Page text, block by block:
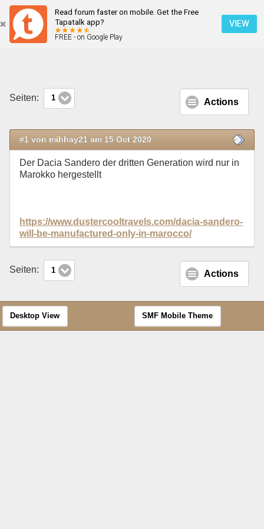
Read forum faster on mobile. Get the Free
Tapatalk app?
FREE - on Google Play
VIEW
Dacia Sandero wird nur in Marokko hergestellt
Seiten: 1 Actions
#1 von mihhay21 am 15 Oct 2020
Der Dacia Sandero der dritten Generation wird nur in
Marokko hergestellt
https://www.dustercooltravels.com/dacia-sandero-
will-be-manufactured-only-in-marocco/
Seiten: 1 Actions
Desktop View SMF Mobile Theme